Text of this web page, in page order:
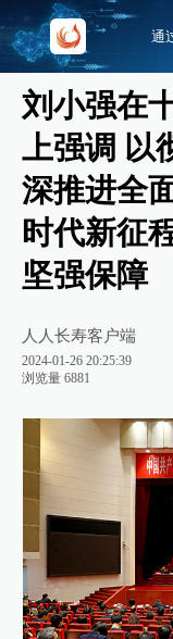
刘小强在
上强调 以
深推进全
时代新征
坚强保障
人人长寿客户端
2024-01-26 20:25:39
浏览量 6881
通